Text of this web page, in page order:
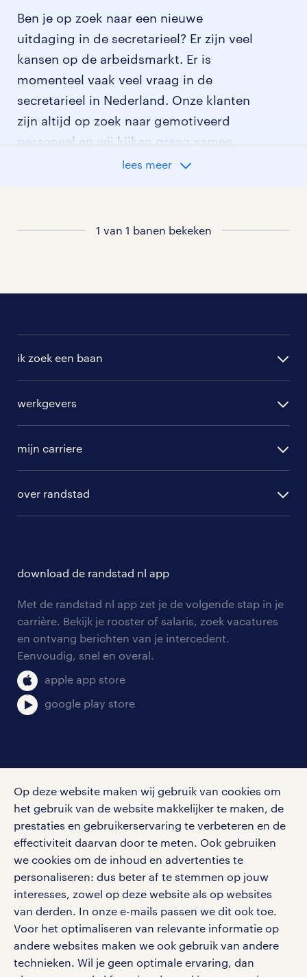
Op deze website maken wij gebruik van cookies om
het gebruik van de website makkelijker te maken, de
prestaties en gebruikerservaring te verbeteren en de
effectiviteit daarvan door te meten. Ook gebruiken
we cookies om de inhoud en advertenties te
personaliseren: dus beter af te stemmen op jouw
interesses, zowel op deze website als op websites
van derden. In onze e-mails passen we dit ook toe.
Voor het optimaliseren van relevante informatie op
andere websites maken we ook gebruik van andere
technieken. Wil je geen optimale ervaring, dan
Ben je op zoek naar een nieuwe
uitdaging in de secretarieel? Er zijn veel
kansen op de arbeidsmarkt. Er is
momenteel vaak veel vraag in de
secretarieel in Nederland. Onze klanten
zijn altijd op zoek naar gemotiveerd
personeel en wij kijken graag samen
met je naar de organisatie die het beste
lees meer
1 van 1 banen bekeken
ik zoek een baan
randstad professional
randstad digital
werkgevers
hr-diensten
branches
tarieven
personeel gezocht
aanmelden nieuwsbrief
mijn carriere
solliciteren
blogs en artikelen
salarischecker
bruto-netto calculator
over randstad
onze vestigingen
pers
klachten en misstanden
download de randstad nl app
Met de randstad nl app zet je de volgende stap in je
carrière. Bekijk je rooster of salaris, zoek vacatures
en ontvang berichten van je intercedent.
Eenvoudig, snel en overal.
apple app store
google play store
Volg ons voor de leukste content omtrent
vacatures, solliciteren en inspiratie.
werken bij randstad
gebruikersvoorwaarden
privacystatement
cookies